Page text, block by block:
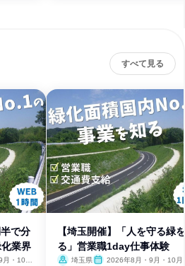
すべて見る
で分
業界
月・10
【埼玉開催】「人を守る緑
る」営業職1day仕事体験
埼玉県
2026年8月・9月・10月